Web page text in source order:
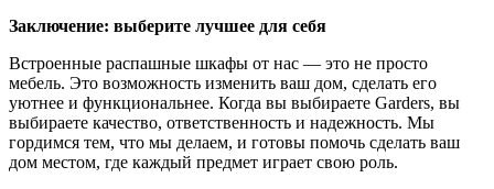
Заключение: выберите лучшее для себя
Встроенные распашные шкафы от нас — это не просто
мебель. Это возможность изменить ваш дом, сделать его
уютнее и функциональнее. Когда вы выбираете Garders, вы
выбираете качество, ответственность и надежность. Мы
гордимся тем, что мы делаем, и готовы помочь сделать ваш
дом местом, где каждый предмет играет свою роль.